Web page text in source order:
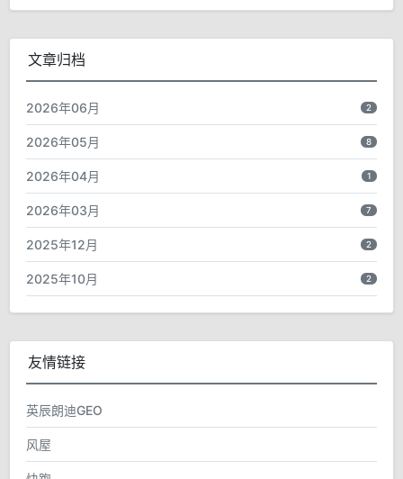
文章归档
2026年06月 2
2026年05月 8
2026年04月 1
2026年03月 7
2025年12月 2
2025年10月 2
友情链接
英辰朗迪GEO
风屋